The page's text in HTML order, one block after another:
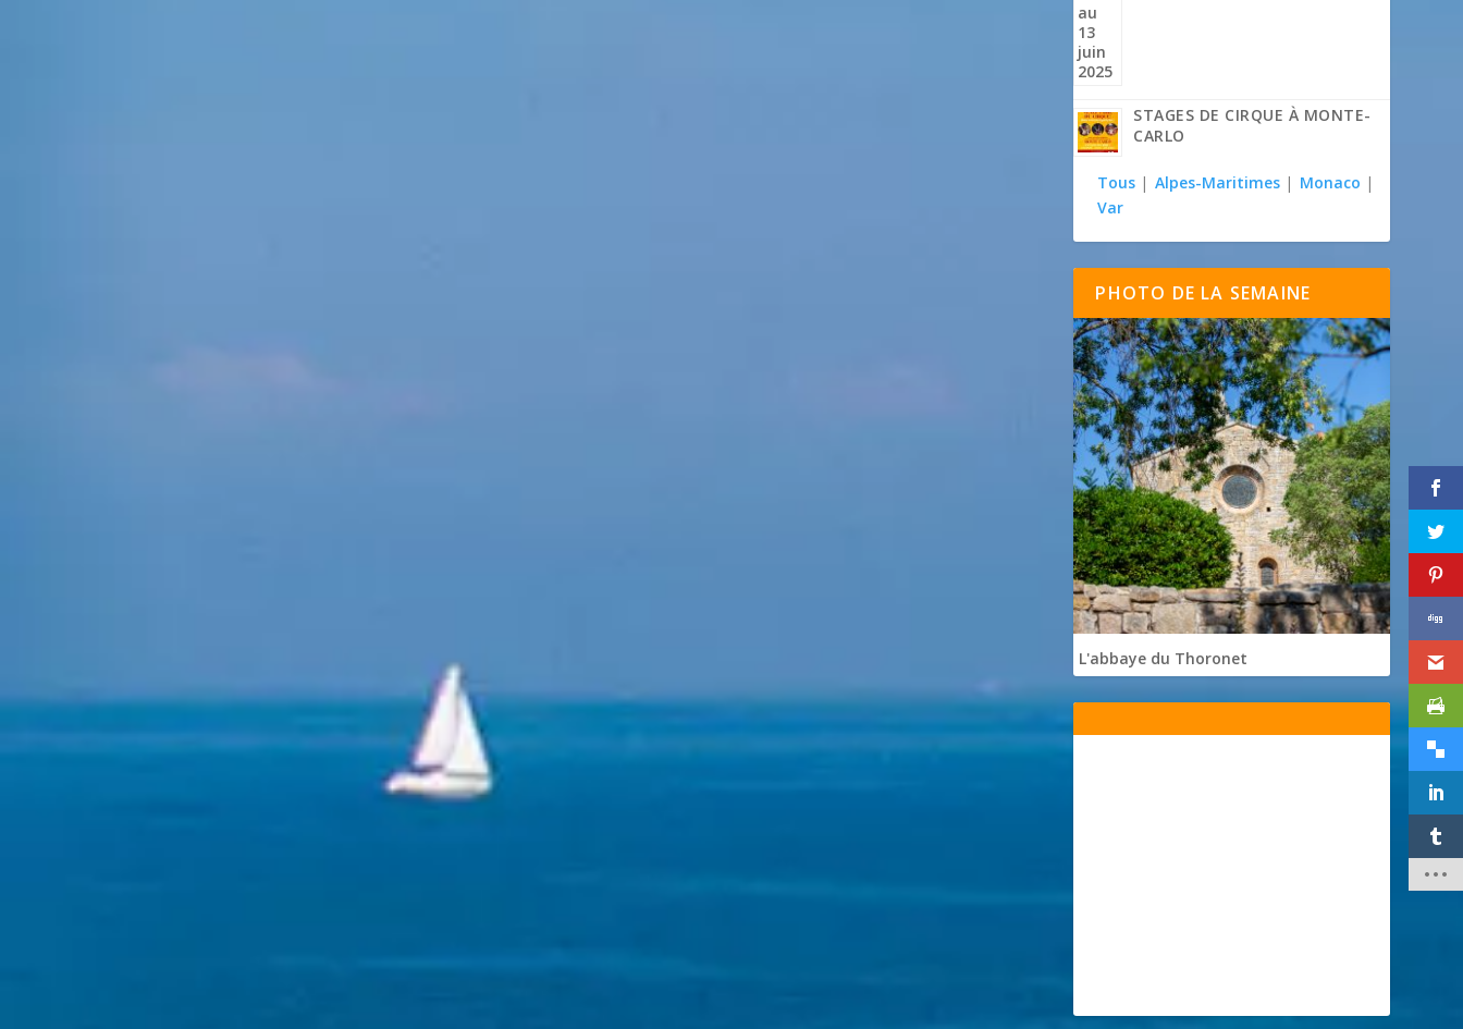
STAGES DE CIRQUE À MONTE-
CARLO
Tous | Alpes-Maritimes | Monaco |
Var
PHOTO DE LA SEMAINE
L'abbaye du Thoronet